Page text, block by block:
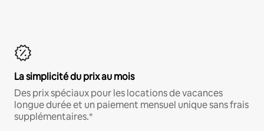
La simplicité du prix au mois
Des prix spéciaux pour les locations de vacances
longue durée et un paiement mensuel unique sans frais
supplémentaires.*